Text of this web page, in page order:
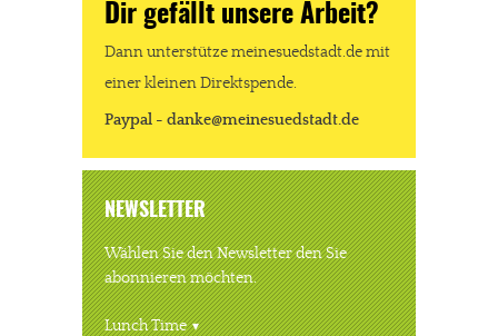
Dir gefällt unsere Arbeit?
Dann unterstütze meinesuedstadt.de mit
einer kleinen Direktspende.
Paypal - danke@meinesuedstadt.de
NEWSLETTER
Wählen Sie den Newsletter den Sie
abonnieren möchten.
Lunch Time